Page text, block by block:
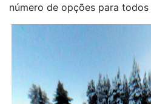
número de opções para